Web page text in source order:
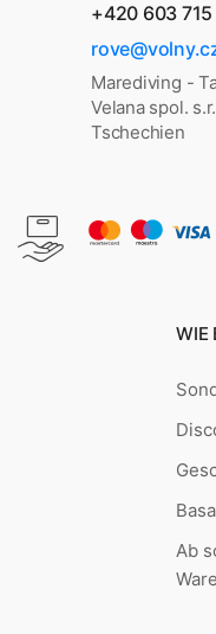
+420 603
Marediving -
Velana spol.
Tschechien
WIE
Ab